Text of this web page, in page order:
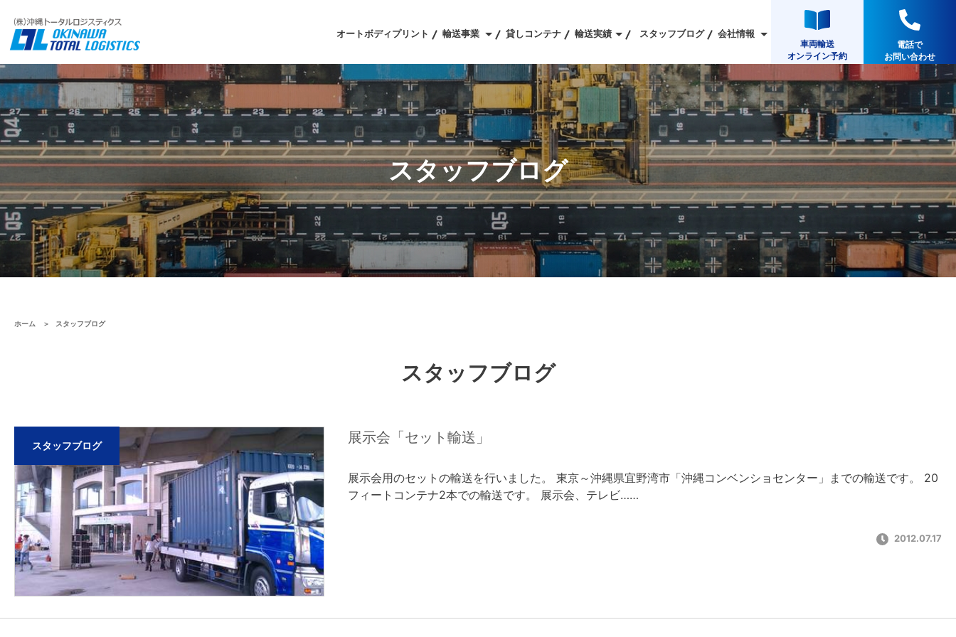
オートボディプリント 輸送事業
輸送事業
Logistics
精密機械輸送 コンテナ輸送 車両輸送/バイク輸送
貸しコンテナ 輸送実績
輸送実績
Experiences
精密機械輸送実績 コンテナ輸送実績 車両輸送/バイク輸送実績
スタッフブログ 会社情報
会社情報
About Us
会社概要 ウェブCM スタッフ募集
車両輸送
オンライン予約
電話で
お問い合わせ
スタッフブログ
ホーム スタッフブログ
スタッフブログ
スタッフブログ 展示会「セット輸送」
展示会用のセットの輸送を行いました。 東京～沖縄県宜野湾市「沖縄コンベンショセンター」までの輸送です。 20
フィートコンテナ2本での輸送です。 展示会、テレビ……
2012.07.17